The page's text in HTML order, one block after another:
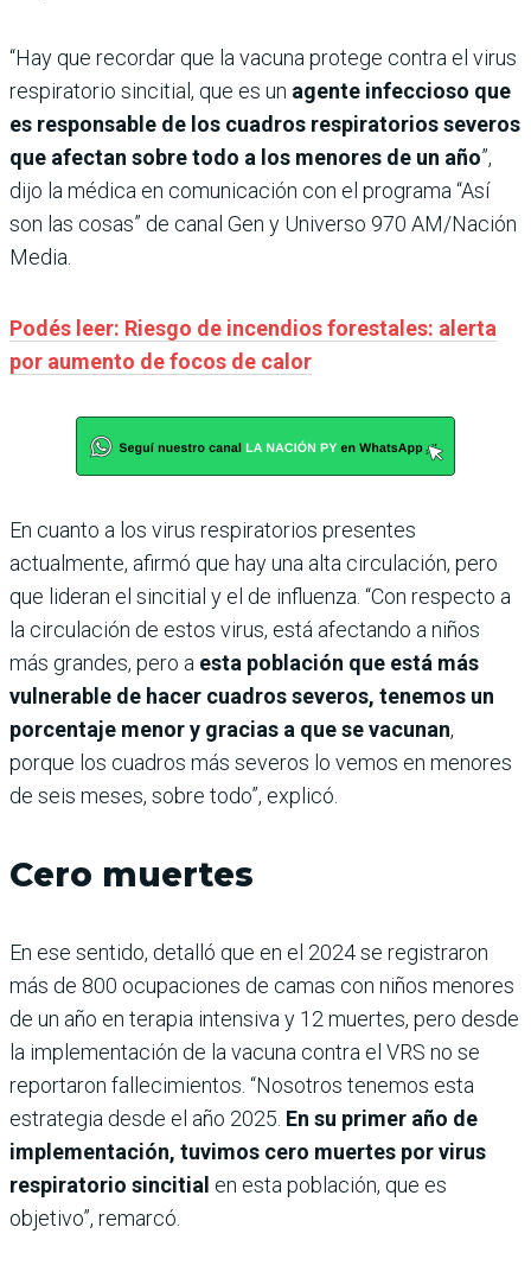
“Hay que recordar que la vacuna protege contra el virus
respiratorio sincitial, que es un agente infeccioso que
es responsable de los cuadros respiratorios severos
que afectan sobre todo a los menores de un año”,
dijo la médica en comunicación con el programa “Así
son las cosas” de canal Gen y Universo 970 AM/Nación
Media.
Podés leer: Riesgo de incendios forestales: alerta
por aumento de focos de calor
En cuanto a los virus respiratorios presentes
actualmente, afirmó que hay una alta circulación, pero
que lideran el sincitial y el de influenza. “Con respecto a
la circulación de estos virus, está afectando a niños
más grandes, pero a esta población que está más
vulnerable de hacer cuadros severos, tenemos un
porcentaje menor y gracias a que se vacunan,
porque los cuadros más severos lo vemos en menores
de seis meses, sobre todo”, explicó.
Cero muertes
En ese sentido, detalló que en el 2024 se registraron
más de 800 ocupaciones de camas con niños menores
de un año en terapia intensiva y 12 muertes, pero desde
la implementación de la vacuna contra el VRS no se
reportaron fallecimientos. “Nosotros tenemos esta
estrategia desde el año 2025. En su primer año de
implementación, tuvimos cero muertes por virus
respiratorio sincitial en esta población, que es
objetivo”, remarcó.